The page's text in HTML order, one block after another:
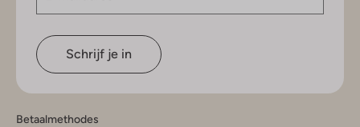
Schrijf je in
Betaalmethodes